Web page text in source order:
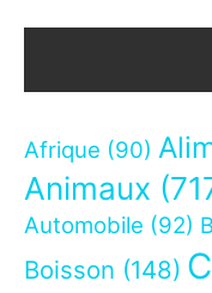
Afrique (90)
Animaux
Automobile (92)
Boisson (148)